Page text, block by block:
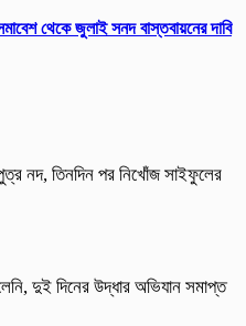
থেকে জুলাই সনদ বাস্তবায়নের দাবি
নদ, তিনদিন পর নিখোঁজ সাইফুলের
দুই দিনের উদ্ধার অভিযান সমাপ্ত